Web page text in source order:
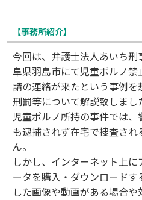
【事務所紹介】
今回は、弁護士法人あいち
阜県羽島市にて児童ポルノ
請の連絡が来たという事例
刑罰等について解説致しまし
児童ポルノ所持の事件では
も逮捕されず在宅で捜査さ
ん。
しかし、インターネット上
ータを購入・ダウンロード
した画像や動画がある場合